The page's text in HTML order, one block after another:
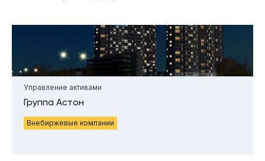
Управление активами
Группа Астон
Внебиржевые компании